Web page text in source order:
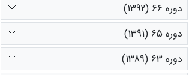
دوره 66 (1392)
دوره 65 (1391)
دوره 63 (1389)